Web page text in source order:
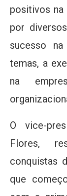
positivos na
por
sucesso
temas, a
na
O vice-
Flores,
conquistas
que